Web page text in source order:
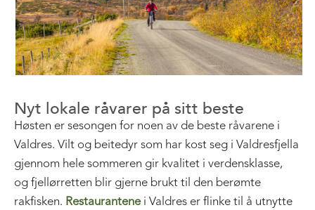
Nyt lokale råvarer på sitt beste
Høsten er sesongen for noen av de beste råvarene i
Valdres. Vilt og beitedyr som har kost seg i Valdresfjella
gjennom hele sommeren gir kvalitet i verdensklasse,
og fjellørretten blir gjerne brukt til den berømte
rakfisken. Restaurantenei Valdres er flinke til å utnytte